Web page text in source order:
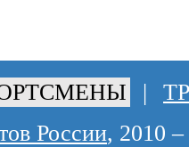
|
России, 2010